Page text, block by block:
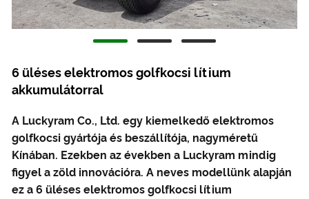
6 üléses elektromos golfkocsi lítium
akkumulátorral
A Luckyram Co., Ltd. egy kiemelkedő elektromos
golfkocsi gyártója és beszállítója, nagyméretű
Kínában. Ezekben az években a Luckyram mindig
figyel a zöld innovációra. A neves modellünk alapján
ez a 6 üléses elektromos golfkocsi lítium